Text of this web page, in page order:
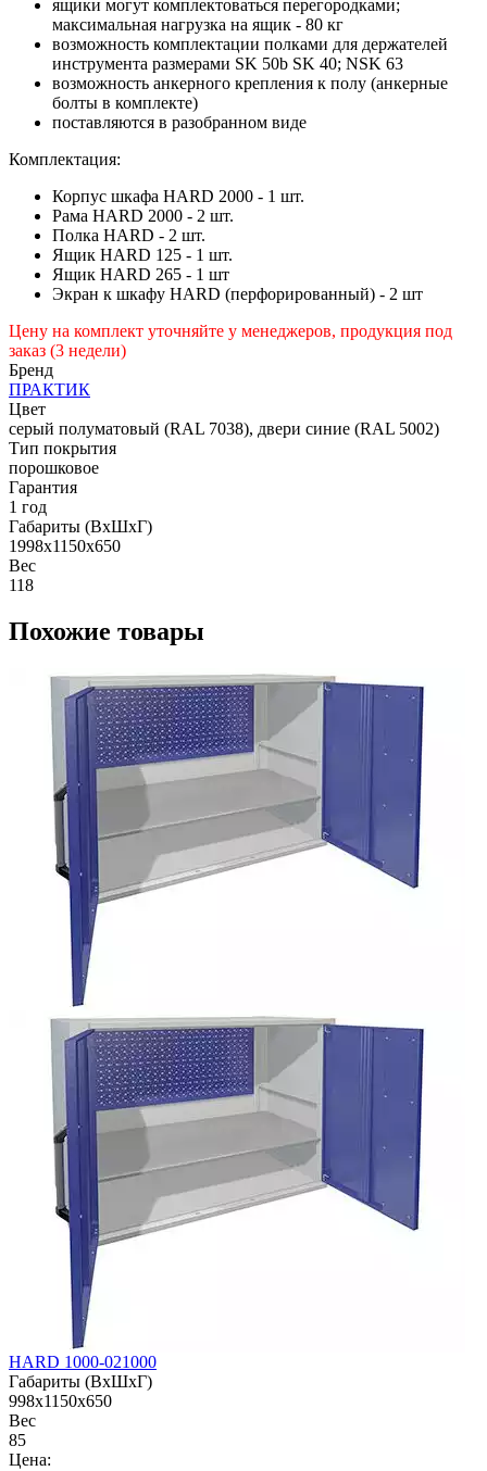
ящики могут комплектоваться перегородками;
максимальная нагрузка на ящик - 80 кг
возможность комплектации полками для держателей
инструмента размерами SK 50b SK 40; NSK 63
возможность анкерного крепления к полу (анкерные
болты в комплекте)
поставляются в разобранном виде
Комплектация:
Корпус шкафа HARD 2000 - 1 шт.
Рама HARD 2000 - 2 шт.
Полка HARD - 2 шт.
Ящик HARD 125 - 1 шт.
Ящик HARD 265 - 1 шт
Экран к шкафу HARD (перфорированный) - 2 шт
Цену на комплект уточняйте у менеджеров, продукция под
заказ (3 недели)
Бренд
ПРАКТИК
Цвет
серый полуматовый (RAL 7038), двери синие (RAL 5002)
Тип покрытия
порошковое
Гарантия
1 год
Габариты (ВхШхГ)
1998x1150x650
Вес
118
Похожие товары
HARD 1000-021000
Габариты (ВхШхГ)
998x1150x650
Вес
85
Цена: